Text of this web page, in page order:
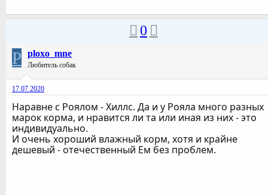
0
P ploxo_mne
Любитель собак
17.07.2020
Наравне с Роялом - Хиллс. Да и у Рояла много разных
марок корма, и нравится ли та или иная из них - это
индивидуально.
И очень хороший влажный корм, хотя и крайне
дешевый - отечественный Ем без проблем.